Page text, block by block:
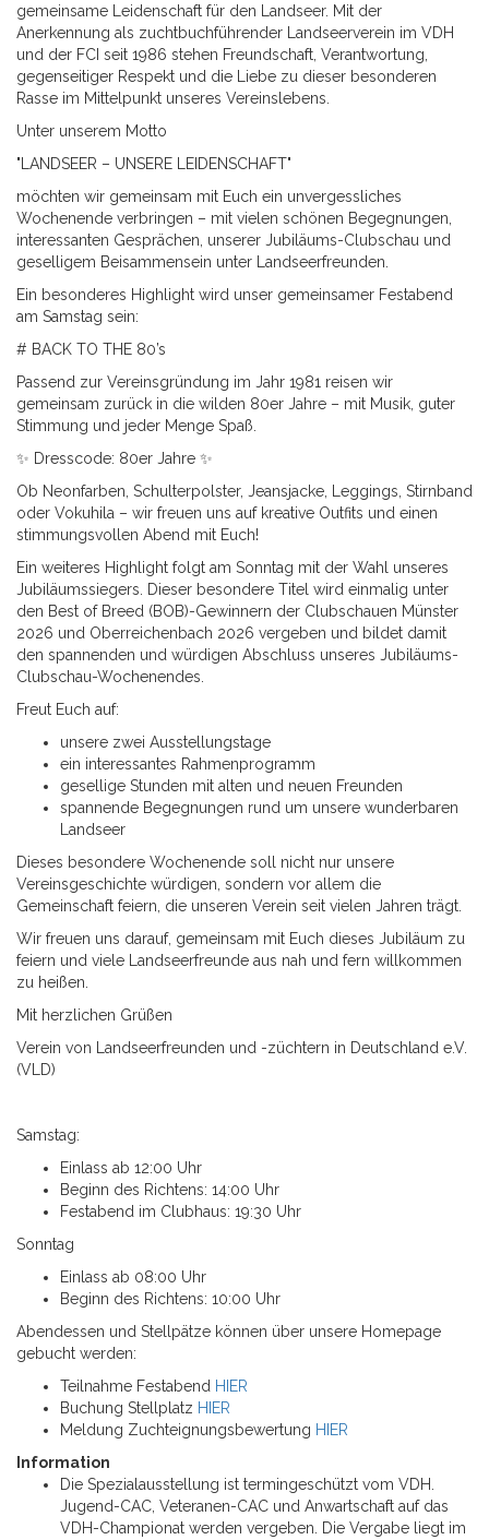
gemeinsame Leidenschaft für den Landseer. Mit der
Anerkennung als zuchtbuchführender Landseerverein im VDH
und der FCI seit 1986 stehen Freundschaft, Verantwortung,
gegenseitiger Respekt und die Liebe zu dieser besonderen
Rasse im Mittelpunkt unseres Vereinslebens.
Unter unserem Motto
"LANDSEER – UNSERE LEIDENSCHAFT"
möchten wir gemeinsam mit Euch ein unvergessliches
Wochenende verbringen – mit vielen schönen Begegnungen,
interessanten Gesprächen, unserer Jubiläums-Clubschau und
geselligem Beisammensein unter Landseerfreunden.
Ein besonderes Highlight wird unser gemeinsamer Festabend
am Samstag sein:
# BACK TO THE 80’s
Passend zur Vereinsgründung im Jahr 1981 reisen wir
gemeinsam zurück in die wilden 80er Jahre – mit Musik, guter
Stimmung und jeder Menge Spaß.
✨ Dresscode: 80er Jahre ✨
Ob Neonfarben, Schulterpolster, Jeansjacke, Leggings, Stirnband
oder Vokuhila – wir freuen uns auf kreative Outfits und einen
stimmungsvollen Abend mit Euch!
Ein weiteres Highlight folgt am Sonntag mit der Wahl unseres
Jubiläumssiegers. Dieser besondere Titel wird einmalig unter
den Best of Breed (BOB)-Gewinnern der Clubschauen Münster
2026 und Oberreichenbach 2026 vergeben und bildet damit
den spannenden und würdigen Abschluss unseres Jubiläums-
Clubschau-Wochenendes.
Freut Euch auf:
unsere zwei Ausstellungstage
ein interessantes Rahmenprogramm
gesellige Stunden mit alten und neuen Freunden
spannende Begegnungen rund um unsere wunderbaren
Landseer
Dieses besondere Wochenende soll nicht nur unsere
Vereinsgeschichte würdigen, sondern vor allem die
Gemeinschaft feiern, die unseren Verein seit vielen Jahren trägt.
Wir freuen uns darauf, gemeinsam mit Euch dieses Jubiläum zu
feiern und viele Landseerfreunde aus nah und fern willkommen
zu heißen.
Mit herzlichen Grüßen
Verein von Landseerfreunden und -züchtern in Deutschland e.V.
(VLD)
Samstag:
Einlass ab 12:00 Uhr
Beginn des Richtens: 14:00 Uhr
Festabend im Clubhaus: 19:30 Uhr
Sonntag
Einlass ab 08:00 Uhr
Beginn des Richtens: 10:00 Uhr
Abendessen und Stellpätze können über unsere Homepage
gebucht werden:
Teilnahme Festabend HIER
Buchung Stellplatz HIER
Meldung Zuchteignungsbewertung HIER
Information
Die Spezialausstellung ist termingeschützt vom VDH.
Jugend-CAC, Veteranen-CAC und Anwartschaft auf das
VDH-Championat werden vergeben. Die Vergabe liegt im